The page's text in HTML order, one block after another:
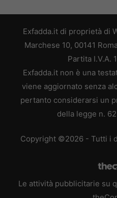
Exfadda.it di proprietà di
Marchese 10, 00141
Partita I.V.A.
Exfadda.it non è una
viene aggiornato senza
pertanto considerarsi un
della legge n.
Copyright ©2026 - Tutti i
Le attività pubblicitarie su